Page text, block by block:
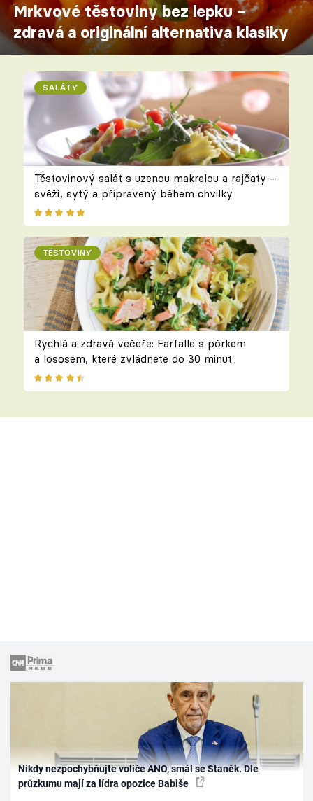
Mrkvové těstoviny bez lepku –
zdravá a originální alternativa klasiky
SALÁTY
Těstovinový salát s uzenou makrelou a rajčaty –
svěží, sytý a připravený během chvilky
TĚSTOVINY
Rychlá a zdravá večeře: Farfalle s pórkem
a lososem, které zvládnete do 30 minut
Nikdy nezpochybňujte voliče ANO, smál se Staněk. Dle
průzkumu mají za lídra opozice Babiše